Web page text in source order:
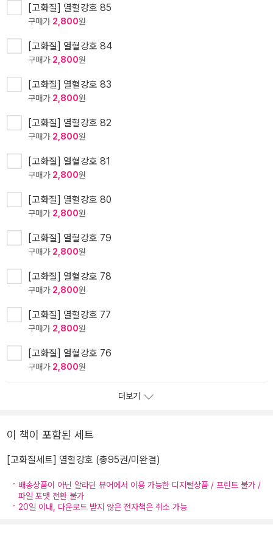
[고화질] 열혈강호 85
구매가 2,800원
[고화질] 열혈강호 84
구매가 2,800원
[고화질] 열혈강호 83
구매가 2,800원
[고화질] 열혈강호 82
구매가 2,800원
[고화질] 열혈강호 81
구매가 2,800원
[고화질] 열혈강호 80
구매가 2,800원
[고화질] 열혈강호 79
구매가 2,800원
[고화질] 열혈강호 78
구매가 2,800원
[고화질] 열혈강호 77
구매가 2,800원
[고화질] 열혈강호 76
구매가 2,800원
더보기
이 책이 포함된 세트
[고화질세트] 열혈강호 (총95권/미완결)
배송상품이 아닌 알라딘 뷰어에서 이용 가능한 디지털상품 / 프린트 불가 /
파일 포맷 전환 불가
20일 이내, 다운로드 받지 않은 전자책은 취소 가능